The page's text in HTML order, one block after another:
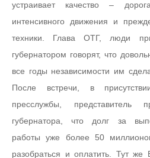
устраивает качество –
интенсивного движения и
техники. Глава ОТГ, люди
губернатором говорят, что
все годы независимости им
После встречи, в
пресслужбы, представитель
губернатора, что долг за
работы уже более 50
разобраться и оплатить. Тут же